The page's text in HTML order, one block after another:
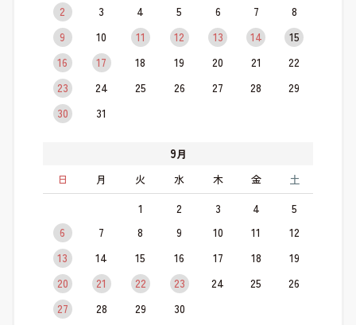
2
3 4 5 6 7
8
9
10 11 12 13 14
15
16
17 18 19 20 21
22
23
24 25 26 27 28
29
30
31
9月
日
月 火 水 木 金 土
1 2 3 4
5
6
7 8 9 10 11
12
13
14 15 16 17 18
19
20
21 22 23 24 25
26
27
28 29
30